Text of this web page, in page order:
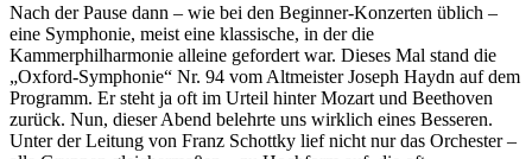
Nach der Pause dann – wie bei den Beginner-Konzerten üblich –
eine Symphonie, meist eine klassische, in der die
Kammerphilharmonie alleine gefordert war. Dieses Mal stand die
„Oxford-Symphonie“ Nr. 94 vom Altmeister Joseph Haydn auf dem
Programm. Er steht ja oft im Urteil hinter Mozart und Beethoven
zurück. Nun, dieser Abend belehrte uns wirklich eines Besseren.
Unter der Leitung von Franz Schottky lief nicht nur das Orchester –